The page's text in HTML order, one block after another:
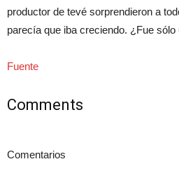
productor de tevé sorprendieron a
parecía que iba creciendo. ¿Fue
Fuente
Comments
Comentarios